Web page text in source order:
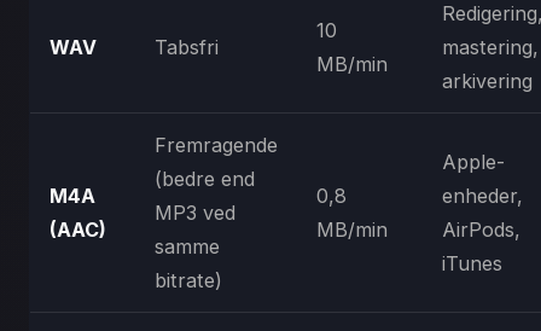
WAV Tabsfri
10
MB/min
mastering,
arkivering
M4A
(AAC)
Fremragende
(bedre end
MP3 ved
samme
bitrate)
0,8
MB/min
Apple-
enheder,
AirPods,
iTunes